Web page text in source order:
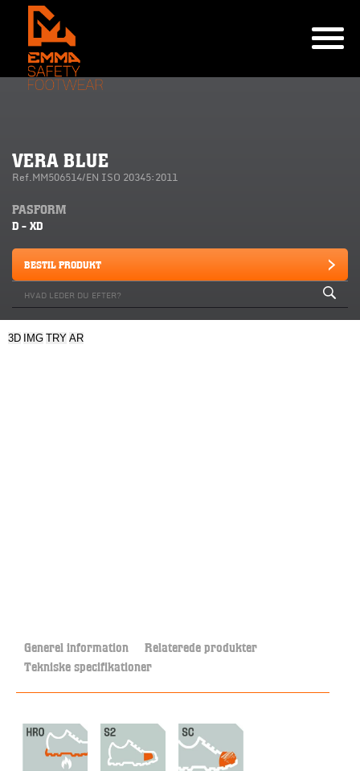
VERA BLUE
Ref.MM506514/EN ISO 20345:2011
PASFORM
D - XD
BESTIL PRODUKT
3D IMG TRY AR
Generel information Relaterede produkter
Tekniske specifikationer